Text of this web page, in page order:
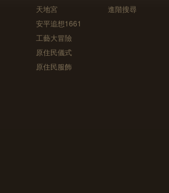
天地宮
安平追想1661
工藝大冒險
原住民儀式
原住民服飾
進階搜尋